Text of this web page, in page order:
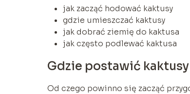
jak zacząć hodować kaktusy
gdzie umieszczać kaktusy
jak dobrać ziemię do kaktusa
jak często podlewać kaktusa
Gdzie postawić
Od czego powinno się zacząć